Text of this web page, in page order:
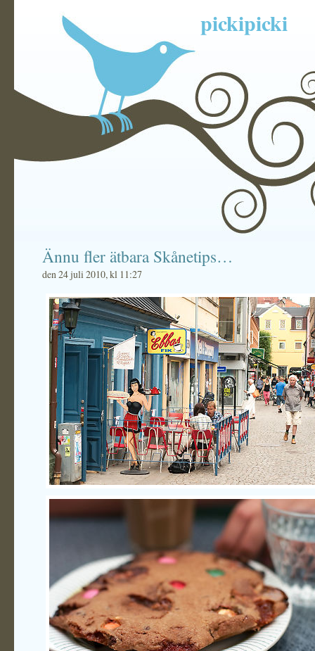
pickipicki
Ännu fler ätbara Skånetips…
den 24 juli 2010, kl 11:27